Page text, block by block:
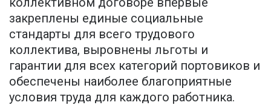
закреплены единые социальные
стандарты для всего трудового
коллектива, выровнены льготы и
гарантии для всех категорий портовиков и
обеспечены наиболее благоприятные
условия труда для каждого работника.